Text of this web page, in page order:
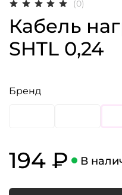
(0)
Кабель
SHTL 0,24
Бренд
194 ₽ В